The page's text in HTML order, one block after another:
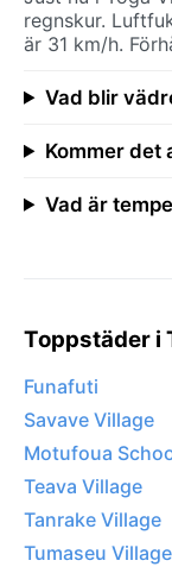
regnskur.
är 31 km/h.
Vad blir
Kommer det
Vad är
Toppstäder i
Funafuti
Savave Village
Motufoua
Teava Village
Tanrake Village
Tumaseu Village